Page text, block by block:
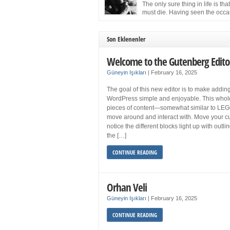
and still feel fatigued when your […]
The only sure thing in life is that
must die. Having seen the
the Cuban Revolution would succumb to that
Son Eklenenler
Welcome to the Gutenberg
Güneyin Işıkları February 16, 2025
The goal of this new editor is to make
WordPress simple and enjoyable. This
pieces of content—somewhat similar to
move around and interact with. Move your
notice the different blocks light up with
the […]
CONTINUE READING
Orhan Veli
Güneyin Işıkları February 16, 2025
CONTINUE READING